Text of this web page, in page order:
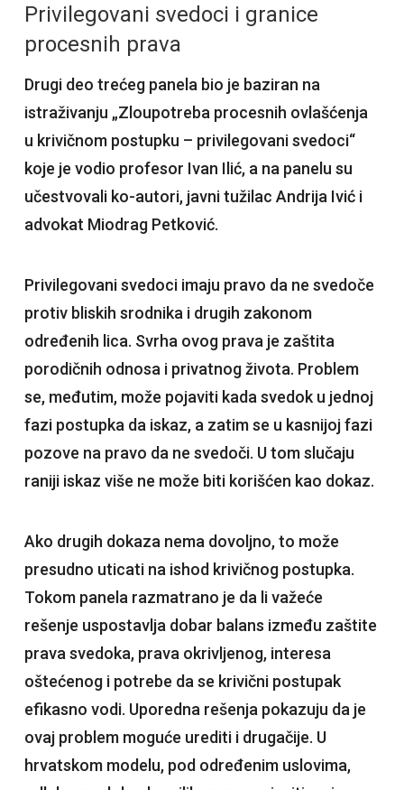
Privilegovani svedoci i granice
procesnih prava
Drugi deo trećeg panela bio je baziran na
istraživanju „Zloupotreba procesnih ovlašćenja
u krivičnom postupku – privilegovani svedoci“
koje je vodio profesor Ivan Ilić, a na panelu su
učestvovali ko-autori, javni tužilac Andrija Ivić i
advokat Miodrag Petković.
Privilegovani svedoci imaju pravo da ne svedoče
protiv bliskih srodnika i drugih zakonom
određenih lica. Svrha ovog prava je zaštita
porodičnih odnosa i privatnog života. Problem
se, međutim, može pojaviti kada svedok u jednoj
fazi postupka da iskaz, a zatim se u kasnijoj fazi
pozove na pravo da ne svedoči. U tom slučaju
raniji iskaz više ne može biti korišćen kao dokaz.
Ako drugih dokaza nema dovoljno, to može
presudno uticati na ishod krivičnog postupka.
Tokom panela razmatrano je da li važeće
rešenje uspostavlja dobar balans između zaštite
prava svedoka, prava okrivljenog, interesa
oštećenog i potrebe da se krivični postupak
efikasno vodi. Uporedna rešenja pokazuju da je
ovaj problem moguće urediti i drugačije. U
hrvatskom modelu, pod određenim uslovima,